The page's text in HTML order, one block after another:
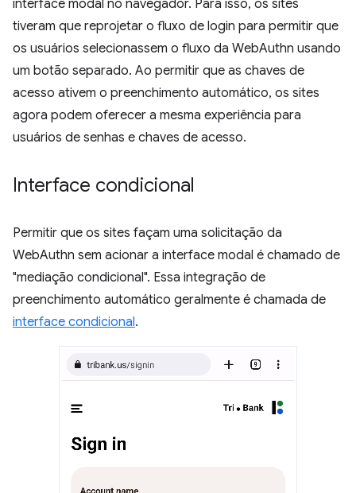
interface modal no navegador. Para isso, os sites
tiveram que reprojetar o fluxo de login para permitir que
os usuários selecionassem o fluxo da WebAuthn usando
um botão separado. Ao permitir que as chaves de
acesso ativem o preenchimento automático, os sites
agora podem oferecer a mesma experiência para
usuários de senhas e chaves de acesso.
Interface condicional
Permitir que os sites façam uma solicitação da
WebAuthn sem acionar a interface modal é chamado de
"mediação condicional". Essa integração de
preenchimento automático geralmente é chamada de
interface condicional.